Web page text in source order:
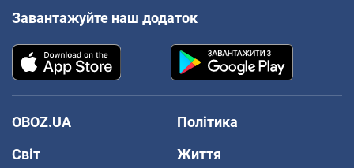
Завантажуйте наш додаток
OBOZ.UA
Політика
Світ
Життя